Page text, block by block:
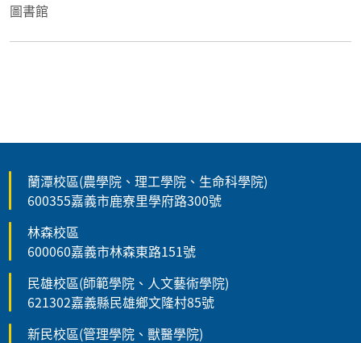
圖書館
蘭潭校區(農學院、理工學院、生命科學院)
600355嘉義市鹿寮里學府路300號
林森校區
600060嘉義市林森東路151號
民雄校區(師範學院、人文藝術學院)
621302嘉義縣民雄鄉文隆村85號
新民校區(管理學院、獸醫學院)